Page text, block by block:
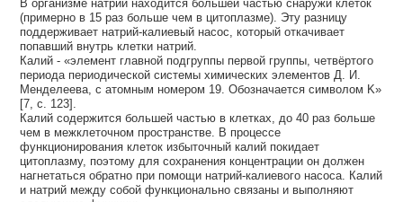
В организме натрий находится большей частью снаружи клеток
(примерно в 15 раз больше чем в цитоплазме). Эту разницу
поддерживает натрий-калиевый насос, который откачивает
попавший внутрь клетки натрий.
Калий - «элемент главной подгруппы первой группы, четвёртого
периода периодической системы химических элементов Д. И.
Менделеева, с атомным номером 19. Обозначается символом K»
[7, с. 123].
Калий содержится большей частью в клетках, до 40 раз больше
чем в межклеточном пространстве. В процессе
функционирования клеток избыточный калий покидает
цитоплазму, поэтому для сохранения концентрации он должен
нагнетаться обратно при помощи натрий-калиевого насоса. Калий
и натрий между собой функционально связаны и выполняют